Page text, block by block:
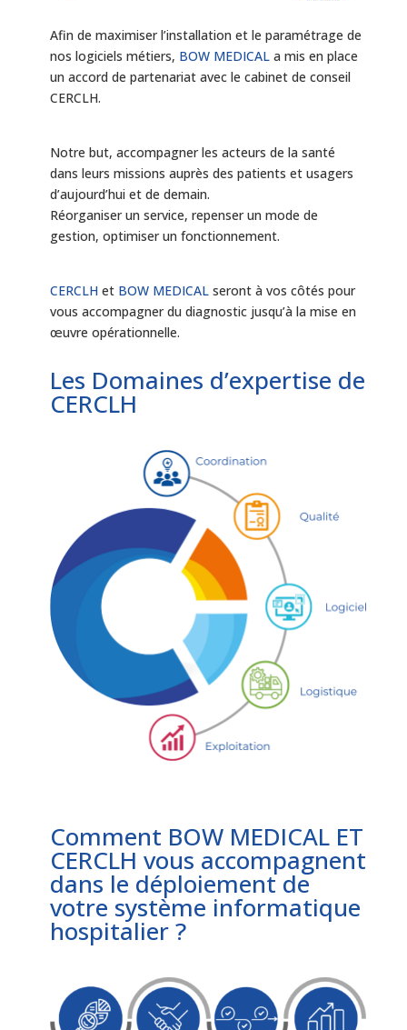
Afin de maximiser l’installation et le paramétrage de
nos logiciels métiers, BOW MEDICALa mis en place
un accord de partenariat avec le cabinet de conseil
CERCLH.
Notre but, accompagner les acteurs de la santé
dans leurs missions auprès des patients et usagers
d’aujourd’hui et de demain.
Réorganiser un service, repenser un mode de
gestion, optimiser un fonctionnement.
CERCLHet BOW MEDICALseront à vos côtés pour
vous accompagner du diagnostic jusqu’à la mise en
œuvre opérationnelle.
Les Domaines d’expertise de
CERCLH
Comment BOW MEDICAL ET
CERCLH vous accompagnent
dans le déploiement de
votre système informatique
hospitalier ?